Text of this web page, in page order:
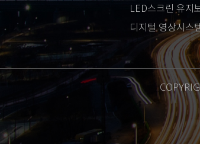
LED스크린 유지
디지털 영상시스